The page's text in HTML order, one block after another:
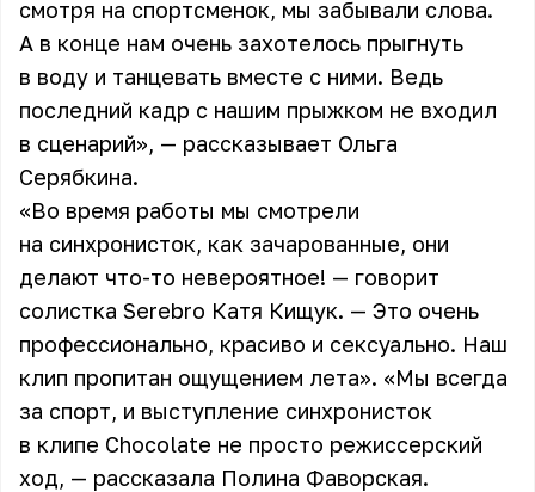
смотря на спортсменок, мы забывали слова.
А в конце нам очень захотелось прыгнуть
в воду и танцевать вместе с ними. Ведь
последний кадр с нашим прыжком не входил
в сценарий», — рассказывает Ольга
Серябкина.
«Во время работы мы смотрели
на синхронисток, как зачарованные, они
делают что-то невероятное! — говорит
солистка Serebro Катя Кищук. — Это очень
профессионально, красиво и сексуально. Наш
клип пропитан ощущением лета». «Мы всегда
за спорт, и выступление синхронисток
в клипе Chocolate не просто режиссерский
ход, — рассказала Полина Фаворская.